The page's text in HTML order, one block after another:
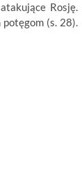
Rosję.
(s. 28).